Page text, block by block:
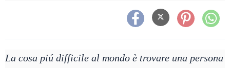
La cosa piú difficile al mondo è trovare una persona